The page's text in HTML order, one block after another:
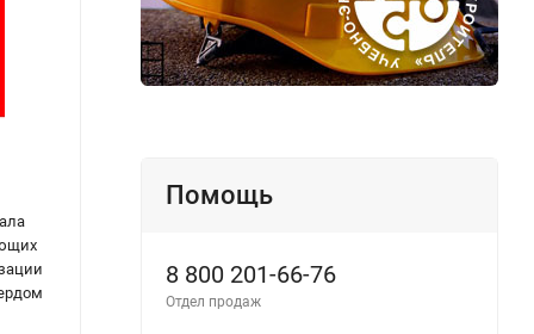
и направлению в Федеральное агентство
экологическому, технологическому и
атомному надзору гидротехнических
Помощь
8 800 201-66-76
Отдел продаж